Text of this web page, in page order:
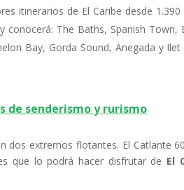
itinerarios de El Caribe desde
The Baths, Spanish Town,
Bay, Gorda Sound, Anegada y
de senderismo y rurismo
dos extremos flotantes. El Catlante
que lo podrá hacer disfrutar de El